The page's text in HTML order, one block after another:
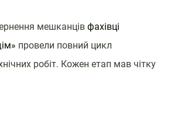
мешканців фахівці
провели повний цикл
робіт. Кожен етап мав чітку